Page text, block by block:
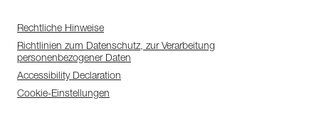
Rechtliche Hinweise
Richtlinien zum Datenschutz, zur Verarbeitung
personenbezogener Daten
Accessibility Declaration
Cookie-Einstellungen